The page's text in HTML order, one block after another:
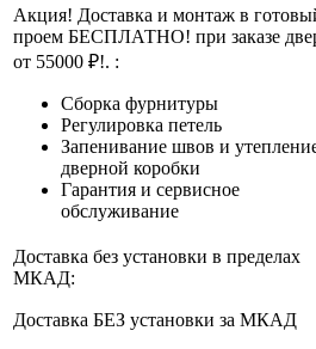
Акция! Доставка и монтаж в
проем БЕСПЛАТНО! при заказе
от 55000 ₽!. :
Cборка фурнитуры
Регулировка петель
Запенивание швов и
дверной коробки
Гарантия и сервисное
обслуживание
Доставка без установки в пределах
МКАД:
Доставка БЕЗ установки за МКАД